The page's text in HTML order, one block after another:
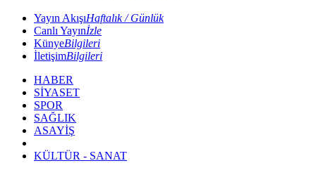
Yayın AkışıHaftalık / Günlük
Canlı Yayınİzle
KünyeBilgileri
İletişimBilgileri
HABER
SİYASET
SPOR
SAĞLIK
ASAYİŞ
KÜLTÜR - SANAT